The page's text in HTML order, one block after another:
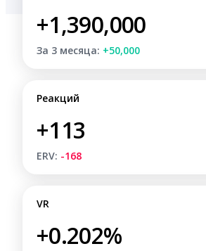
+1,390,000
За 3 месяца: +50,000
Реакций
+113
ERV: -168
VR
+0.202%